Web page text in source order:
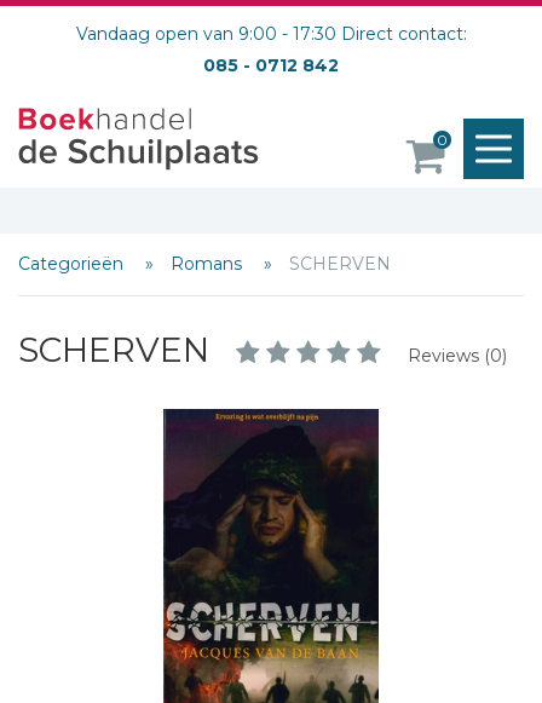
Vandaag open van 9:00 - 17:30 Direct contact:
085 - 0712 842
0
Categorieën Romans SCHERVEN
SCHERVEN Reviews (0)
Schrijf hieronder je review!